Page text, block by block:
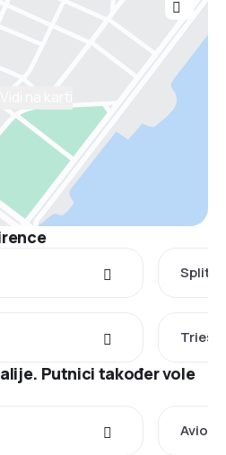
Split -
Putnici također vole
Avio